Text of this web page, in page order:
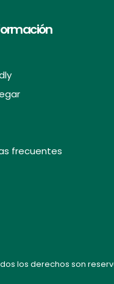
frecuentes
los derechos son